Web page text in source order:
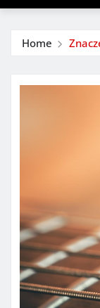
Home